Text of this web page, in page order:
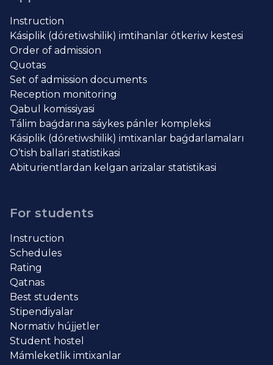
Instruction
Kásiplik (dóretiwshilik) imtihanlar ótkeriw kestesi
Order of admission
Quotas
Set of admission documents
Reception monitoring
Qabul komissiyasi
Tálim baǵdarına sáykes pánler kompleksi
Kásiplik (dóretiwshilik) imtixanlar baǵdarlamaları
O’tish ballari statistikasi
Abiturientlardan kelgan arizalar statistikasi
For students
Instruction
Schedules
Rating
Qatnas
Best students
Stipendiyalar
Normativ hújjetler
Student hostel
Mámleketlik imtixanlar